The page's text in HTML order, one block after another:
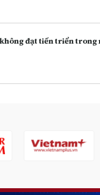
đạt tiến triển trong